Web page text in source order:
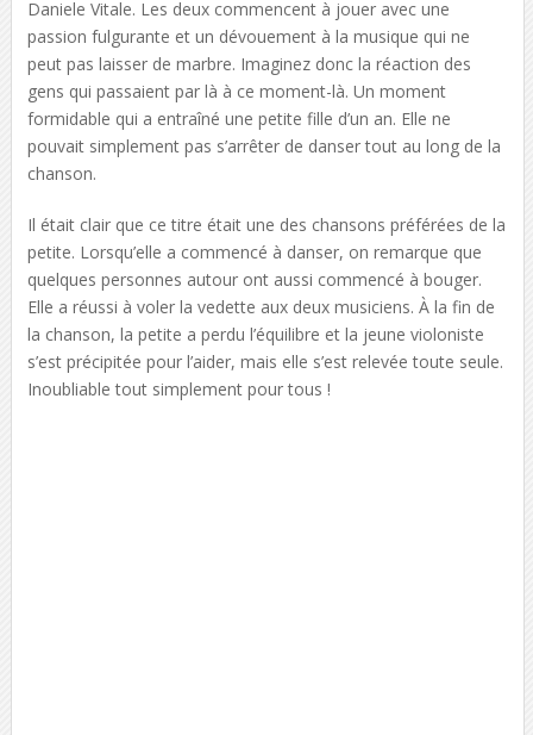
Daniele Vitale. Les deux commencent à jouer avec une
passion fulgurante et un dévouement à la musique qui ne
peut pas laisser de marbre. Imaginez donc la réaction des
gens qui passaient par là à ce moment-là. Un moment
formidable qui a entraîné une petite fille d’un an. Elle ne
pouvait simplement pas s’arrêter de danser tout au long de la
chanson.
Il était clair que ce titre était une des chansons préférées de la
petite. Lorsqu’elle a commencé à danser, on remarque que
quelques personnes autour ont aussi commencé à bouger.
Elle a réussi à voler la vedette aux deux musiciens. À la fin de
la chanson, la petite a perdu l’équilibre et la jeune violoniste
s’est précipitée pour l’aider, mais elle s’est relevée toute seule.
Inoubliable tout simplement pour tous !